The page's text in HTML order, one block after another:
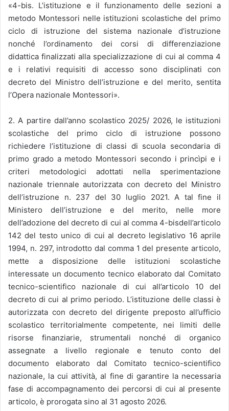
«4-bis. L’istituzione e il funzionamento delle sezioni a
metodo Montessori nelle istituzioni scolastiche del primo
ciclo di istruzione del sistema nazionale d’istruzione
nonché l’ordinamento dei corsi di differenziazione
didattica finalizzati alla specializzazione di cui al comma 4
e i relativi requisiti di accesso sono disciplinati con
decreto del Ministro dell’istruzione e del merito, sentita
l’Opera nazionale Montessori».
2. A partire dall’anno scolastico 2025/ 2026, le istituzioni
scolastiche del primo ciclo di istruzione possono
richiedere l’istituzione di classi di scuola secondaria di
primo grado a metodo Montessori secondo i princìpi e i
criteri metodologici adottati nella sperimentazione
nazionale triennale autorizzata con decreto del Ministro
dell’istruzione n. 237 del 30 luglio 2021. A tal fine il
Ministero dell’istruzione e del merito, nelle more
dell’adozione del decreto di cui al comma 4-bisdell’articolo
142 del testo unico di cui al decreto legislativo 16 aprile
1994, n. 297, introdotto dal comma 1 del presente articolo,
mette a disposizione delle istituzioni scolastiche
interessate un documento tecnico elaborato dal Comitato
tecnico-scientifico nazionale di cui all’articolo 10 del
decreto di cui al primo periodo. L’istituzione delle classi è
autorizzata con decreto del dirigente preposto all’ufficio
scolastico territorialmente competente, nei limiti delle
risorse finanziarie, strumentali nonché di organico
assegnate a livello regionale e tenuto conto del
documento elaborato dal Comitato tecnico-scientifico
nazionale, la cui attività, al fine di garantire la necessaria
fase di accompagnamento dei percorsi di cui al presente
articolo, è prorogata sino al 31 agosto 2026.